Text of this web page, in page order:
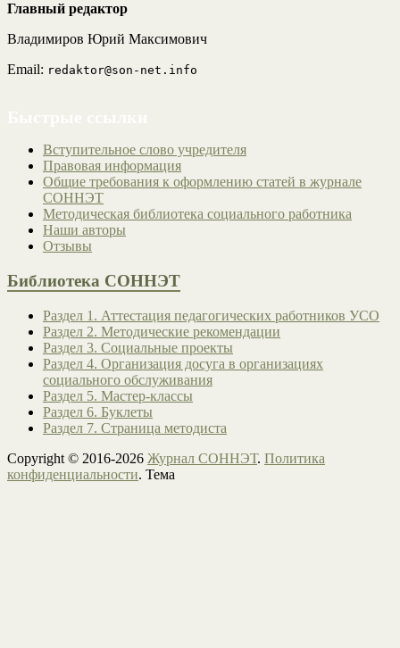
Главный редактор
Владимиров Юрий Максимович
Email: redaktor@son-net.info
Вступительное слово учредителя
Правовая информация
Общие требования к оформлению статей в журнале
СОННЭТ
Методическая библиотека социального работника
Наши авторы
Отзывы
Библиотека СОННЭТ
Раздел 1. Аттестация педагогических работников УСО
Раздел 2. Методические рекомендации
Раздел 3. Социальные проекты
Раздел 4. Организация досуга в организациях
социального обслуживания
Раздел 5. Мастер-классы
Раздел 6. Буклеты
Раздел 7. Страница методиста
Copyright © 2016-2026 Журнал СОННЭТ. Политика
конфиденциальности. Тема